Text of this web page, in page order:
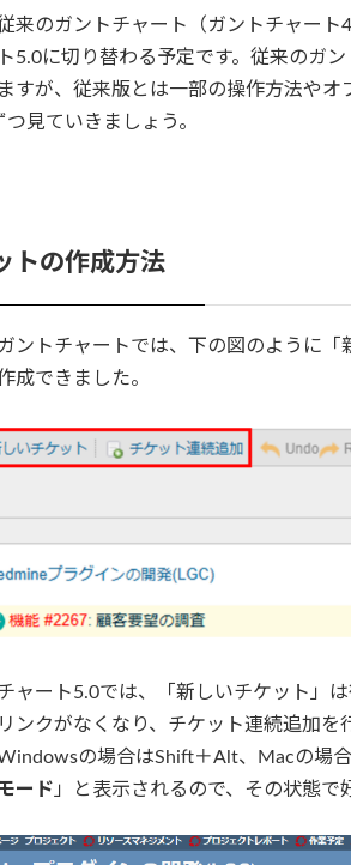
来のガントチャート（ガントチャー
5.0に切り替わる予定です。従来のガ
すが、従来版とは一部の操作方法や
つ見ていきましょう。
トの作成方法
ントチャートでは、下の図のように
成できました。
ャート5.0では、「新しいチケット」は
ンクがなくなり、チケット連続追加
の場合はShift＋Alt、Macの場
ード 」と表示されるので、その状態で